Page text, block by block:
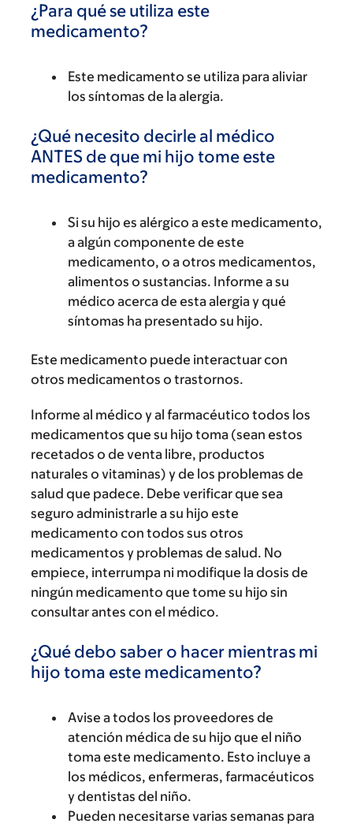
¿Para qué se utiliza este
medicamento?
Este medicamento se utiliza para aliviar
los síntomas de la alergia.
¿Qué necesito decirle al médico
ANTES de que mi hijo tome este
medicamento?
Si su hijo es alérgico a este medicamento,
a algún componente de este
medicamento, o a otros medicamentos,
alimentos o sustancias. Informe a su
médico acerca de esta alergia y qué
síntomas ha presentado su hijo.
Este medicamento puede interactuar con
otros medicamentos o trastornos.
Informe al médico y al farmacéutico todos los
medicamentos que su hijo toma (sean estos
recetados o de venta libre, productos
naturales o vitaminas) y de los problemas de
salud que padece. Debe verificar que sea
seguro administrarle a su hijo este
medicamento con todos sus otros
medicamentos y problemas de salud. No
empiece, interrumpa ni modifique la dosis de
ningún medicamento que tome su hijo sin
consultar antes con el médico.
¿Qué debo saber o hacer mientras mi
hijo toma este medicamento?
Avise a todos los proveedores de
atención médica de su hijo que el niño
toma este medicamento. Esto incluye a
los médicos, enfermeras, farmacéuticos
y dentistas del niño.
Pueden necesitarse varias semanas para